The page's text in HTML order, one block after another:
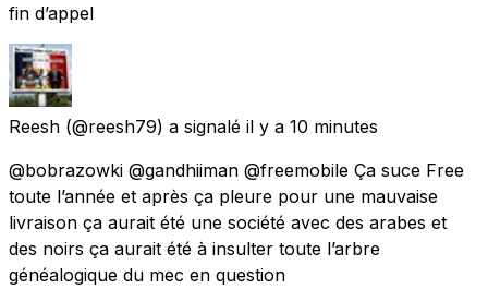
fin d’appel
Reesh (@reesh79) a signalé il y a 10 minutes
@bobrazowki @gandhiiman @freemobile Ça suce Free
toute l’année et après ça pleure pour une mauvaise
livraison ça aurait été une société avec des arabes et
des noirs ça aurait été à insulter toute l’arbre
généalogique du mec en question